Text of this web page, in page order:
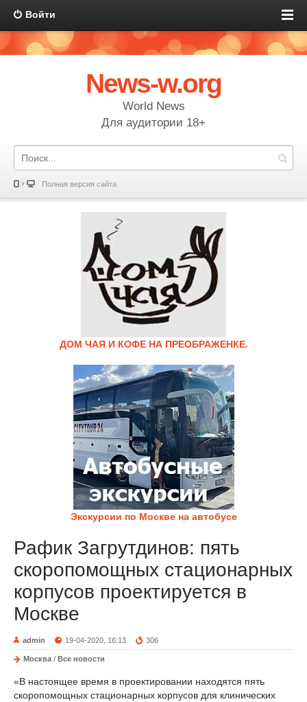
Войти
News-w.org
World News
Для аудитории 18+
Полная версия сайта
ДОМ ЧАЯ И КОФЕ НА ПРЕОБРАЖЕНКЕ.
Экскурсии по Москве на автобусе
Рафик Загрутдинов: пять
скоропомощных стационарных
корпусов проектируется в
Москве
admin 19-04-2020, 16:13 306
Москва / Все новости
«В настоящее время в проектировании находятся пять
скоропомощных стационарных корпусов для клинических